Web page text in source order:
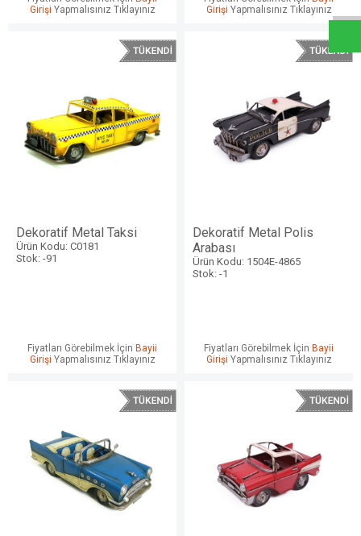
Girişi Yapmalısınız Tıklayınız
Girişi Yapmalısınız Tıklayınız
Dekoratif Metal Taksi
Ürün Kodu: C0181
Stok: -91
Fiyatları Görebilmek İçin Bayii
Girişi Yapmalısınız Tıklayınız
Dekoratif Metal Polis
Arabası
Ürün Kodu: 1504E-4865
Stok: -1
Fiyatları Görebilmek İçin Bayii
Girişi Yapmalısınız Tıklayınız